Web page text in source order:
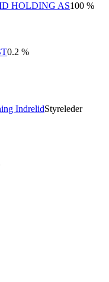
HOLDING AS100 %
0.2 %
IndrelidStyreleder